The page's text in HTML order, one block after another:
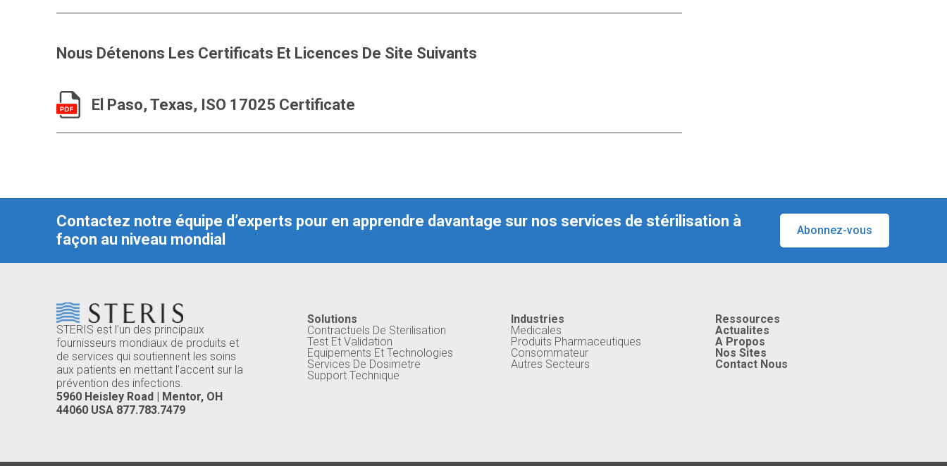
Nous Détenons Les Certificats Et Licences De Site Suivants
El Paso, Texas, ISO 17025 Certificate
Contactez notre équipe d’experts pour en apprendre davantage sur nos services de stérilisation à
façon au niveau mondial
Abonnez-vous
STERIS est l’un des principaux
fournisseurs mondiaux de produits et
de services qui soutiennent les soins
aux patients en mettant l’accent sur la
prévention des infections.
5960 Heisley Road | Mentor, OH
44060 USA 877.783.7479
Solutions
Contractuels De Sterilisation
Test Et Validation
Equipements Et Technologies
Services De Dosimetre
Support Technique
Industries
Medicales
Produits Pharmaceutiques
Consommateur
Autres Secteurs
Ressources
Actualites
A Propos
Nos Sites
Contact Nous